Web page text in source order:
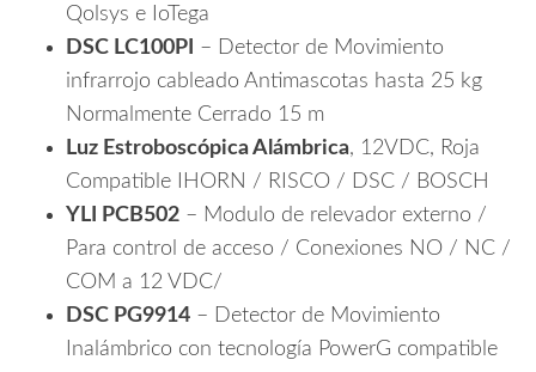
Qolsys e IoTega
DSC LC100PI
– Detector de Movimiento
infrarrojo cableado Antimascotas hasta 25 kg
Normalmente Cerrado 15 m
Luz Estroboscópica Alámbrica, 12VDC, Roja
Compatible IHORN / RISCO / DSC / BOSCH
YLI PCB502 – Modulo de relevador externo /
Para control de acceso / Conexiones NO / NC /
COM a 12 VDC/
DSC PG9914 – Detector de Movimiento
Inalámbrico con tecnología PowerG compatible